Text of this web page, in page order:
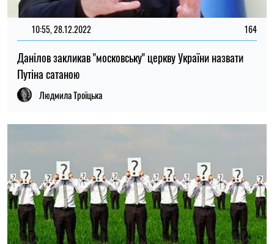
10:55, 28.12.2022 164
Данілов закликав "московську" церкву України назвати
Путіна сатаною
Людмила Троїцька